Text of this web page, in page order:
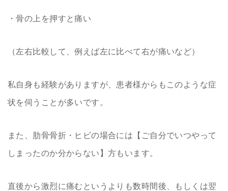
・骨の上を押すと痛い
（左右比較して、例えば左に比べて右が痛いなど）
私自身も経験がありますが、患者様からもこのような症
状を伺うことが多いです。
また、肋骨骨折・ヒビの場合には【ご自分でいつやって
しまったのか分からない】方もいます。
直後から激烈に痛むというよりも数時間後、もしくは翌